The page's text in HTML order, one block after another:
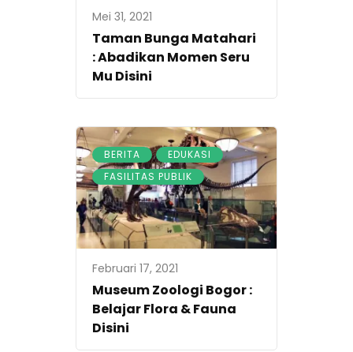
Mei 31, 2021
Taman Bunga Matahari
: Abadikan Momen Seru
Mu Disini
BERITA , EDUKASI ,
FASILITAS PUBLIK
Februari 17, 2021
Museum Zoologi Bogor :
Belajar Flora & Fauna
Disini